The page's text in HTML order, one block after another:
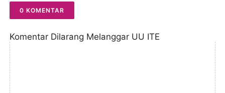
0 KOMENTAR
Komentar Dilarang Melanggar UU ITE